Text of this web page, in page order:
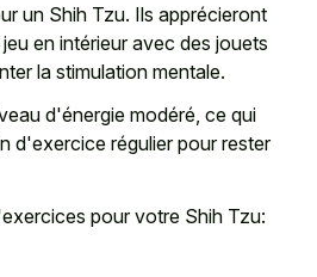
un Shih Tzu. Ils apprécieront
en intérieur avec des jouets
la stimulation mentale.
d'énergie modéré, ce qui
d'exercice régulier pour rester
pour votre Shih Tzu: